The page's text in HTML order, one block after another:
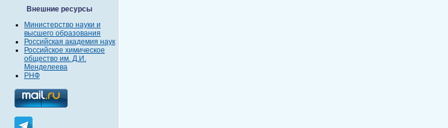
Внешние ресурсы
Министерство науки и
высшего образования
Российская академия наук
Российское химическое
общество им. Д.И.
Менделеева
РНФ